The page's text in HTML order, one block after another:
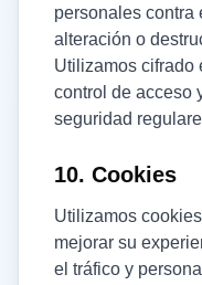
personales contra
alteración o
Utilizamos cifrado
control de acceso
seguridad
10. Cookies
Utilizamos
mejorar su
el tráfico y